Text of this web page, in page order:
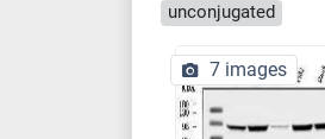
unconjugated
7 images